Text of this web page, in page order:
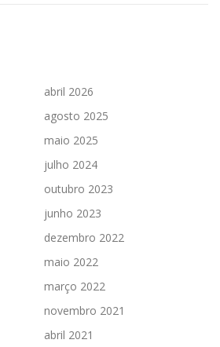
abril 2026
agosto 2025
maio 2025
julho 2024
outubro 2023
junho 2023
dezembro 2022
maio 2022
março 2022
novembro 2021
abril 2021